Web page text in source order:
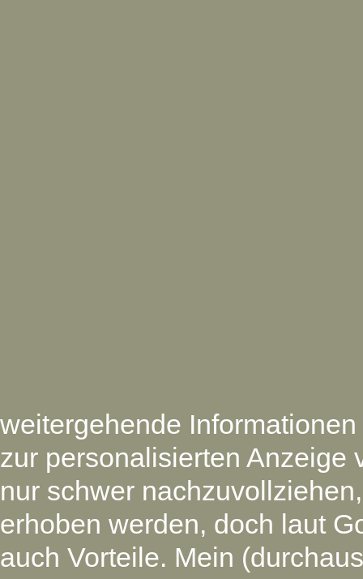
weitergehende
zur personalisierten Anzeige
nur schwer
erhoben werden, doch laut
auch Vorteile. Mein